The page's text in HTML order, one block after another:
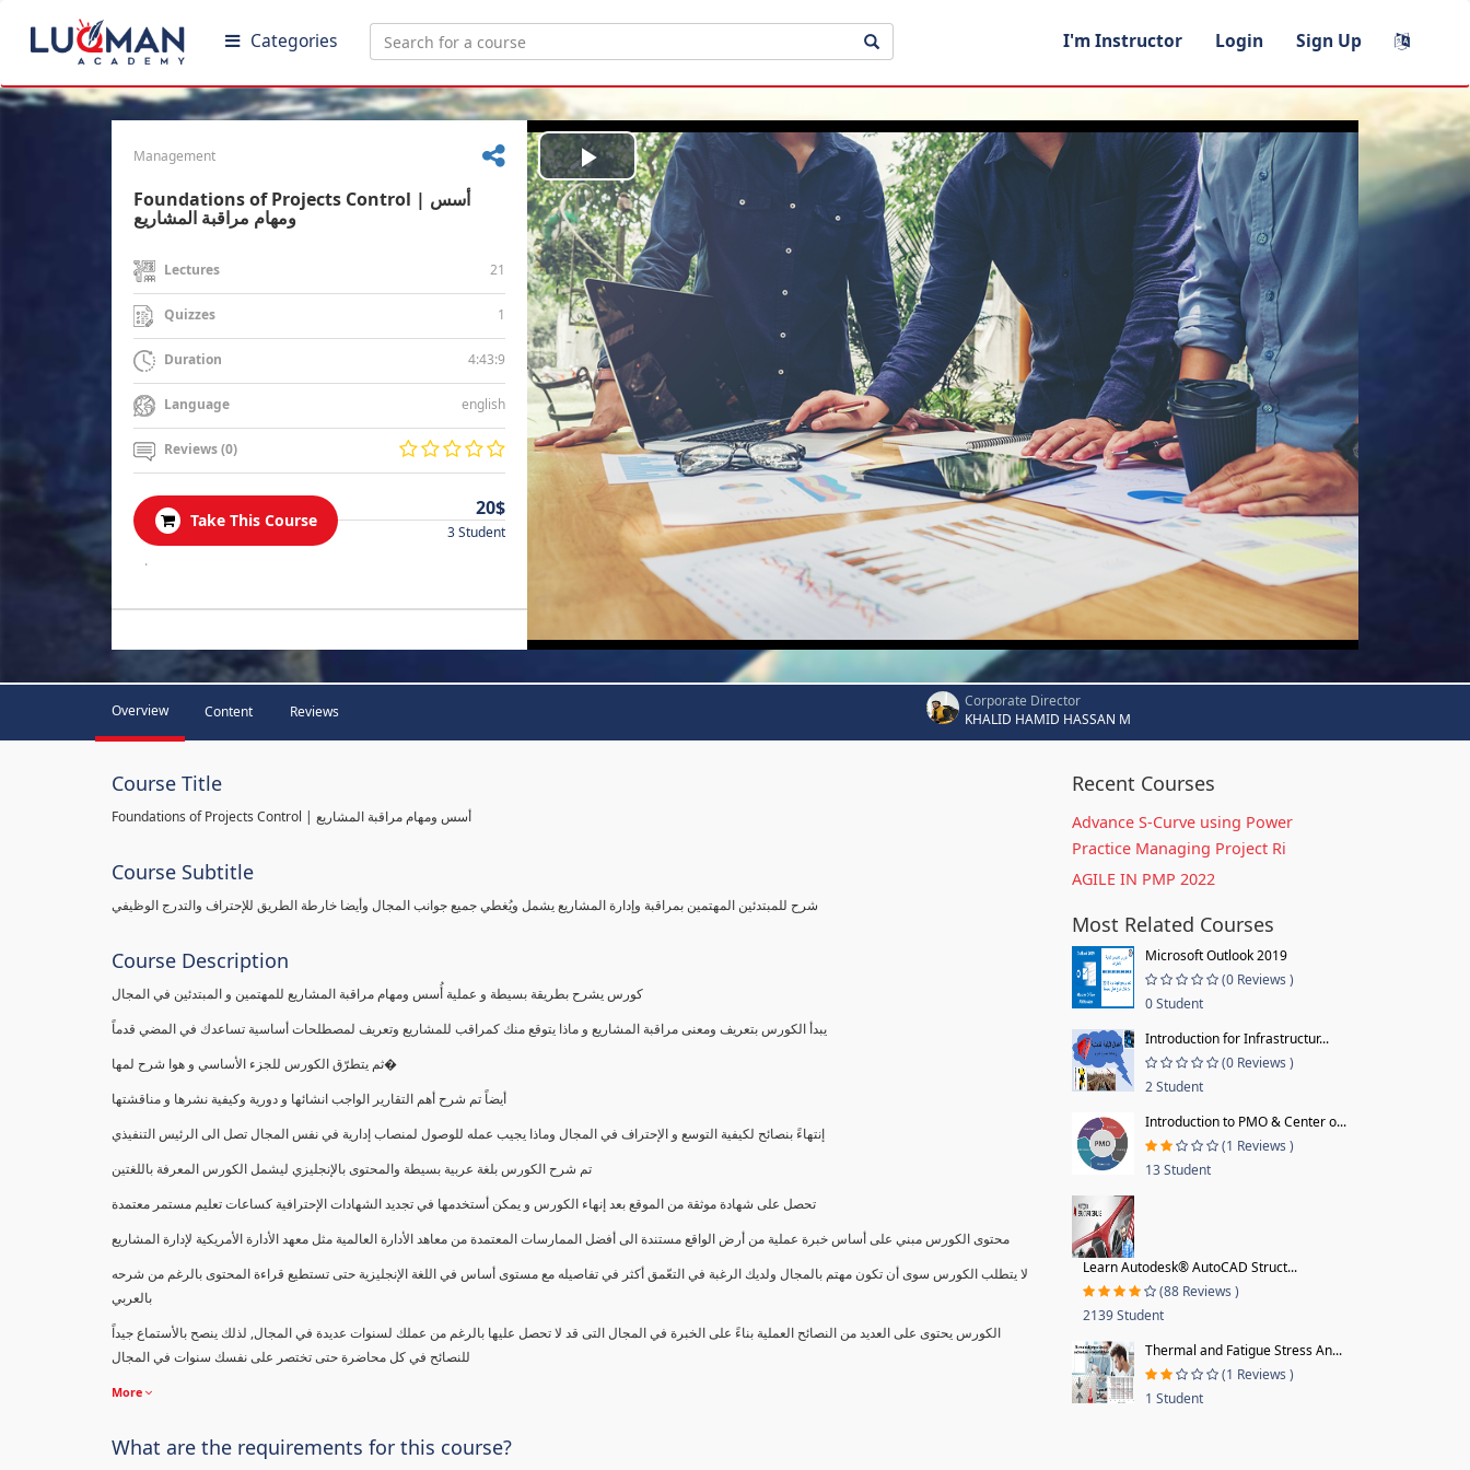
Categories I'm Instructor Login Sign Up
Management
Foundations of Projects Control | أسس
ومهام مراقبة المشاريع
Lectures 21
Quizzes 1
Duration 4:43:9
Language english
Reviews (0)
Take This Course
20$
3 Student
.
Play
Video
Overview Content Reviews
Corporate Director
KHALID HAMID HASSAN M
Course Title
Foundations of Projects Control | أسس ومهام مراقبة المشاريع
Course Subtitle
شرح للمبتدئين المهتمين بمراقبة وإدارة المشاريع يشمل ويُغطي جميع جوانب المجال وأيضا خارطة الطريق للإحتراف والتدرج الوظيفي
Course Description
كورس يشرح بطريقة بسيطة و عملية أُسس ومهام مراقبة المشاريع للمهتمين و المبتدئين في المجال
يبدأ الكورس بتعريف ومعنى مراقبة المشاريع و ماذا يتوقع منك كمراقب للمشاريع وتعريف لمصطلحات أساسية تساعدك في المضي قدماً
ثم يتطرّق الكورس للجزء الأساسي و هوا شرح لمها�
أيضاً تم شرح أهم التقارير الواجب انشائها و دورية وكيفية نشرها و مناقشتها
إنتهاءً بنصائح لكيفية التوسع و الإحتراف في المجال وماذا يجيب عمله للوصول لمنصاب إدارية في نفس المجال تصل الى الرئيس التنفيذي
تم شرح الكورس بلغة عربية بسيطة والمحتوى بالإنجليزي ليشمل الكورس المعرفة باللغتين
تحصل على شهادة موثقة من الموقع بعد إنهاء الكورس و يمكن أستخدمها في تجديد الشهادات الإحترافية كساعات تعليم مستمر معتمدة
محتوى الكورس مبني على أساس خبرة عملية من أرض الواقع مستندة الى أفضل الممارسات المعتمدة من معاهد الأدارة العالمية مثل معهد الأدارة الأمريكية لإدارة المشاريع
لا يتطلب الكورس سوى أن تكون مهتم بالمجال ولديك الرغبة في التعّمق أكثر في تفاصيله مع مستوى أساس في اللغة الإنجليزية حتى تستطيع قراءة المحتوى بالرغم من شرحه
بالعربي
الكورس يحتوى على العديد من النصائح العملية بناءً على الخبرة في المجال التى قد لا تحصل عليها بالرغم من عملك لسنوات عديدة في المجال, لذلك ينصح بالأستماع جيداً
للنصائح في كل محاضرة حتى تختصر على نفسك سنوات في المجال
More
What are the requirements for this course?
Recent Courses
Advance S-Curve using Power
Practice Managing Project Ri
AGILE IN PMP 2022
Most Related Courses
Microsoft Outlook 2019
(0 Reviews )
0 Student
Introduction for Infrastructur...
(0 Reviews )
2 Student
Introduction to PMO & Center o...
(1 Reviews )
13 Student
Learn Autodesk® AutoCAD Struct...
(88 Reviews )
2139 Student
Thermal and Fatigue Stress An...
(1 Reviews )
1 Student